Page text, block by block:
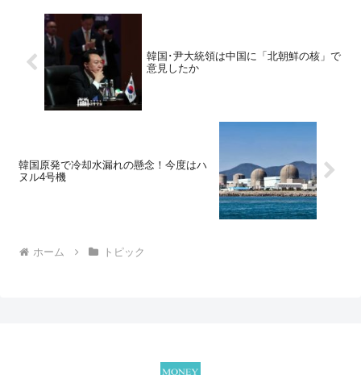
韓国･尹大統領は中国に「北朝鮮の核」で
意見したか
韓国原発で冷却水漏れの懸念！今度はハ
ヌル4号機
ホーム トピック